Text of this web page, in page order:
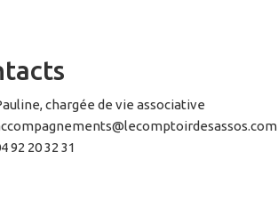
chargée de vie associative
92 20 32 31